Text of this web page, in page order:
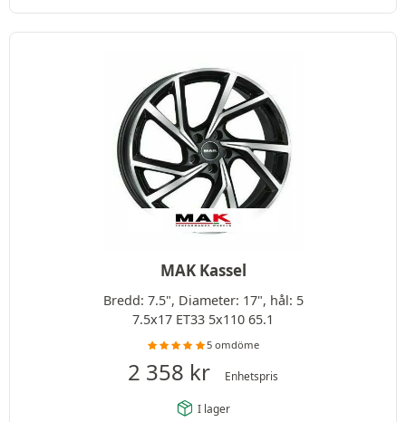
MAK Kassel
Bredd: 7.5", Diameter: 17", hål: 5
7.5x17 ET33 5x110 65.1
5 omdöme
2 358 kr Enhetspris
I lager